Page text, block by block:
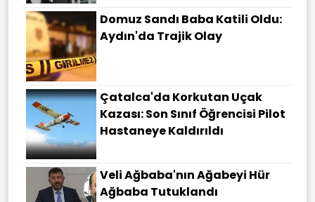
Domuz Sandı Baba Katili Oldu:
Aydın'da Trajik Olay
Çatalca'da Korkutan Uçak
Kazası: Son Sınıf Öğrencisi Pilot
Hastaneye Kaldırıldı
Veli Ağbaba'nın Ağabeyi Hür
Ağbaba Tutuklandı